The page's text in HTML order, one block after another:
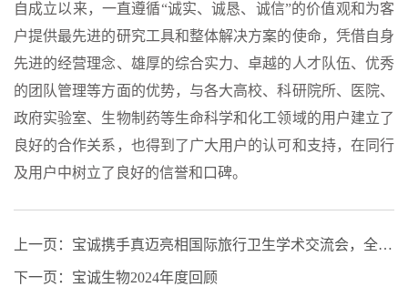
自成立以来，一直遵循“诚实、诚恳、诚信”的价值观和为客
户提供最先进的研究工具和整体解决方案的使命，凭借自身
先进的经营理念、雄厚的综合实力、卓越的人才队伍、优秀
的团队管理等方面的优势，与各大高校、科研院所、医院、
政府实验室、生物制药等生命科学和化工领域的用户建立了
良好的合作关系，也得到了广大用户的认可和支持，在同行
及用户中树立了良好的信誉和口碑。
上一页： 宝诚携手真迈亮相国际旅行卫生学术交流会，全场景方案筑海关防控与旅行健康安全防线
下一页： 宝诚生物2024年度回顾